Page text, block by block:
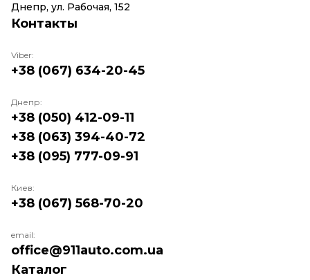
Днепр, ул. Рабочая, 152
Каталог
Контакты
Viber:
+38 (067) 634-20-45
Днепр:
+38 (050) 412-09-11
+38 (063) 394-40-72
+38 (095) 777-09-91
Киев:
+38 (067) 568-70-20
email:
office@911auto.com.ua